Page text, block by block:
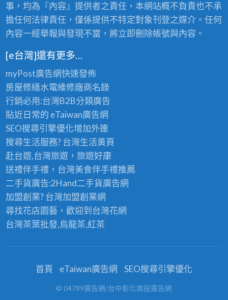
事，均為『內容』提供者之責任，本網站概不負責也不承
擔任何法律責任，僅係提供不特定對象刊登之媒介。任何
內容一經舉報與發現不當，將立即刪除帳號與內容。
[e台灣]還有更多…
myPost廣告網快速發佈
房屋修繕水電維修廠商名錄
行銷必用:台灣B2B分類廣告
貼近日常的 eTaiwan廣告網
SEO搜尋引擎優化增加外連
搜尋生活服務? 台灣生活黃頁
赴台遊,台灣旅遊，旅遊好康
送禮伴手禮，台灣美食伴手禮推薦
二手貨廣告:2Hand二手貨廣告網
加盟創業? 台灣加盟創業網
尋找花店園藝，歡迎到台灣花網
台灣茶葉批發,烏龍茶,紅茶
首頁 eTaiwan廣告網 SEO搜尋引擎優化
© 04789廣告網/台中彰化南投廣告網